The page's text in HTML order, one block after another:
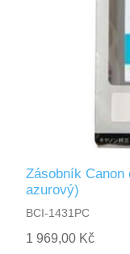
Zásobník Canon
azurový)
BCI-1431PC
1 969,00 Kč